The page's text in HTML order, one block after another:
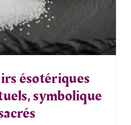
ésotériques
symbolique